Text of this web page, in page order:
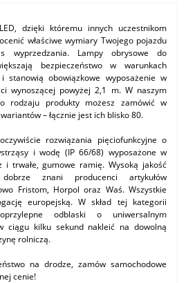
dzięki któremu innych uczestnikom
właściwe wymiary Twojego pojazdu
wyprzedzania. Lampy obrysowe do
bezpieczeństwo w warunkach
stanowią obowiązkowe wyposażenie w
wynoszącej powyżej 2,1 m. W naszym
rodzaju produkty możesz zamówić w
– łącznie jest ich blisko 80.
rozwiązania pięciofunkcyjne o
i wodę (IP 66/68) wyposażone w
i trwałe, gumowe ramię. Wysoką jakość
znani producenci artykułów
Fristom, Horpol oraz Waś. Wszystkie
europejską. W skład tej kategorii
odblaski o uniwersalnym
ciągu kilku sekund nakleić na dowolną
rolniczą.
na drodze, zamów samochodowe
cenie!